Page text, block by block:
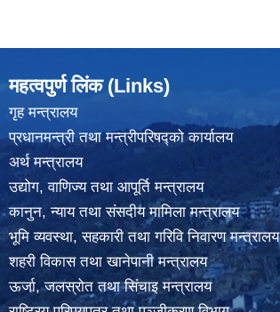
महत्वपुर्ण लिंक (Links)
गृह मन्त्रालय
प्रधानमन्त्री तथा मन्त्रीपरिषद्को कार्यालय
अर्थ मन्त्रालय
उद्योग, वाणिज्य तथा आपूर्ति मन्त्रालय
कानुन, न्याय तथा संसदीय मामिला मन्त्रालय
भूमि व्यवस्था, सहकारी तथा गरिवि निवारण मन्त्रालय
शहरी विकास तथा खानेपानी मन्त्रालय
ऊर्जा, जलस्रोत तथा सिंचाइ मन्त्रालय